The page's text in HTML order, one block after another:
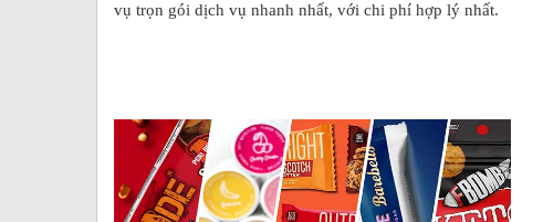
vụ trọn gói dịch vụ nhanh nhất, với chi phí hợp lý nhất.